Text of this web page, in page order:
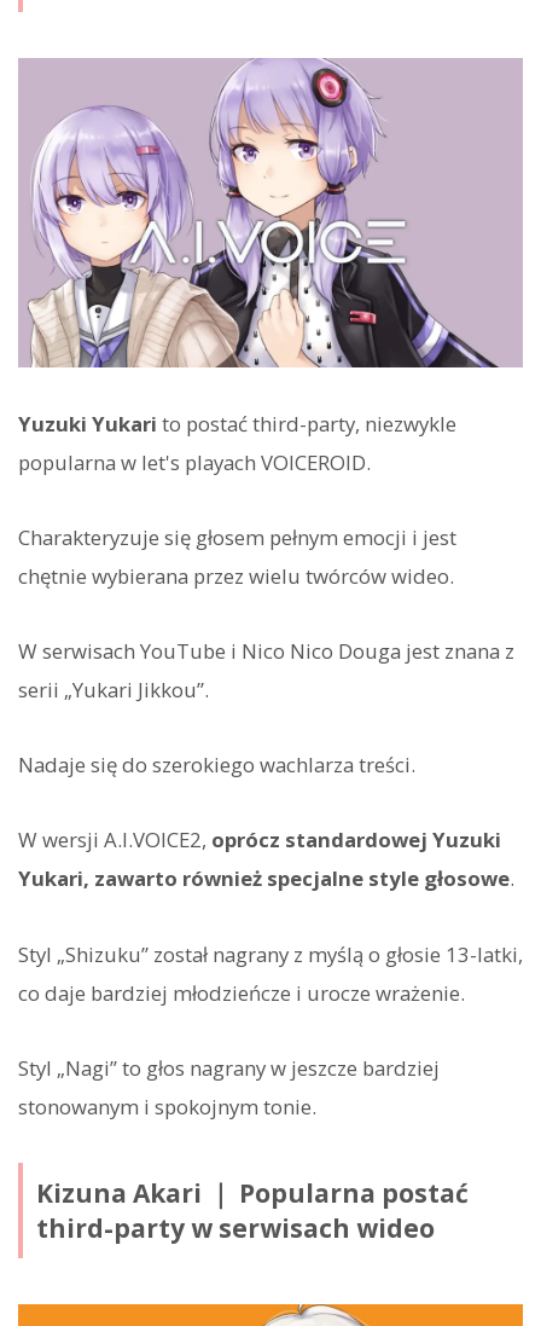
Yuzuki Yukari to postać third-party, niezwykle
popularna w let's playach VOICEROID.
Charakteryzuje się głosem pełnym emocji i jest
chętnie wybierana przez wielu twórców wideo.
W serwisach YouTube i Nico Nico Douga jest znana z
serii „Yukari Jikkou”.
Nadaje się do szerokiego wachlarza treści.
W wersji A.I.VOICE2, oprócz standardowej Yuzuki
Yukari, zawarto również specjalne style głosowe.
Styl „Shizuku” został nagrany z myślą o głosie 13-latki,
co daje bardziej młodzieńcze i urocze wrażenie.
Styl „Nagi” to głos nagrany w jeszcze bardziej
stonowanym i spokojnym tonie.
Kizuna Akari ｜ Popularna postać
third-party w serwisach wideo